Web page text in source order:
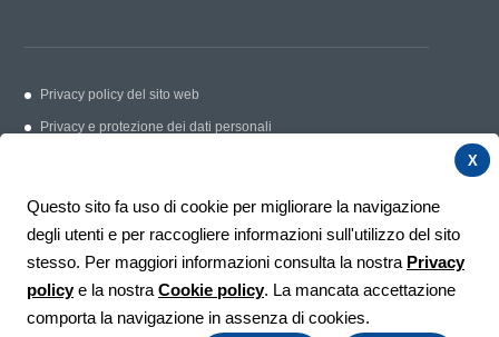
Privacy policy del sito web
Privacy e protezione dei dati personali
Contatti
Segnalazioni e suggerimenti
Credits
X
Questo sito fa uso di cookie per migliorare la navigazione
degli utenti e per raccogliere informazioni sull'utilizzo del sito
stesso. Per maggiori informazioni consulta la nostra Privacy
policye la nostra Cookie policy. La mancata accettazione
comporta la navigazione in assenza di cookies.